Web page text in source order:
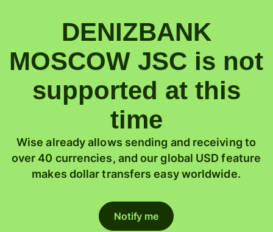
DENIZBANK
MOSCOW JSC is not
supported at this
time
Wise already allows sending and receiving to
over 40 currencies, and our global USD feature
makes dollar transfers easy worldwide.
Notify me